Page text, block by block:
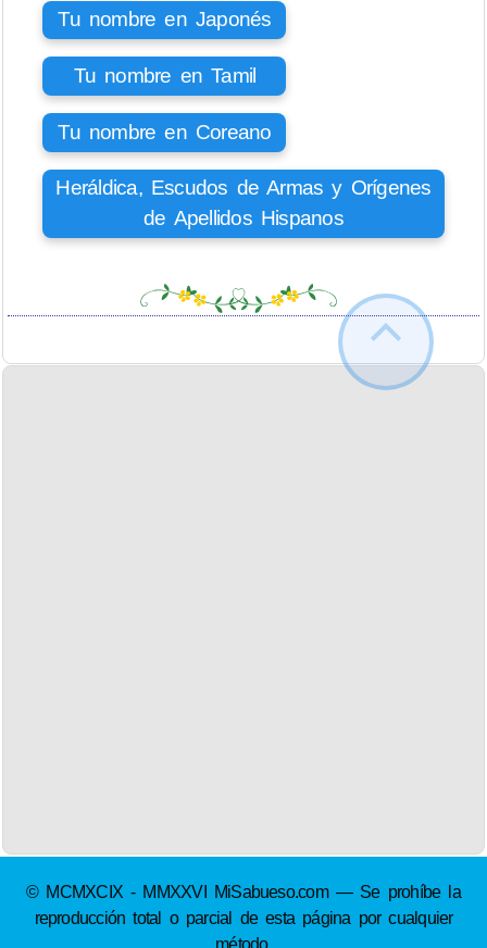
Tu nombre en Japonés
Tu nombre en Tamil
Tu nombre en Coreano
Heráldica, Escudos de Armas y Orígenes
de Apellidos Hispanos
© MCMXCIX - MMXXVI MiSabueso.com — Se prohíbe la
reproducción total o parcial de esta página por cualquier
método.